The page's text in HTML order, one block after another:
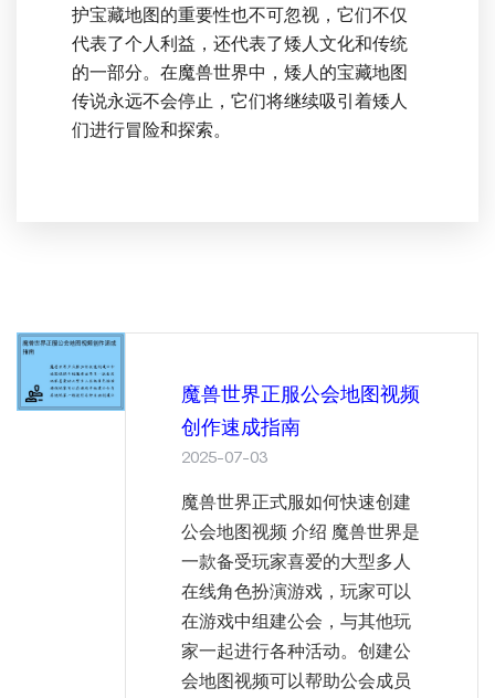
护宝藏地图的重要性也不可忽视，它们不仅
代表了个人利益，还代表了矮人文化和传统
的一部分。在魔兽世界中，矮人的宝藏地图
传说永远不会停止，它们将继续吸引着矮人
们进行冒险和探索。
魔兽世界正服公会地图视频
创作速成指南
2025-07-03
魔兽世界正式服如何快速创建
公会地图视频 介绍 魔兽世界是
一款备受玩家喜爱的大型多人
在线角色扮演游戏，玩家可以
在游戏中组建公会，与其他玩
家一起进行各种活动。创建公
会地图视频可以帮助公会成员